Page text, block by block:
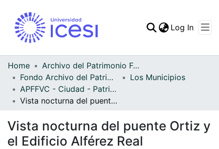
Statistics
Log In
Home
Archivo del Patrimonio Fotográfico y Fílmico del Valle del Cauca
Fondo Archivo del Patrimonio Fotográfico y Fílmico del Valle del Cauca
Los Municipios
APFFVC - Ciudad - Patrimonial
Vista nocturna del puente Ortiz y el Edificio Alférez Real
Vista nocturna del puente Ortiz y
el Edificio Alférez Real